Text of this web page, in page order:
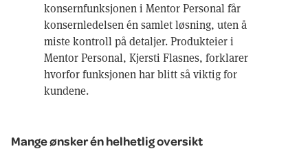
konsernfunksjonen i Mentor Personal får
konsernledelsen én samlet løsning, uten å
miste kontroll på detaljer. Produkteier i
Mentor Personal, Kjersti Flasnes, forklarer
hvorfor funksjonen har blitt så viktig for
kundene.
Mange ønsker én helhetlig oversikt